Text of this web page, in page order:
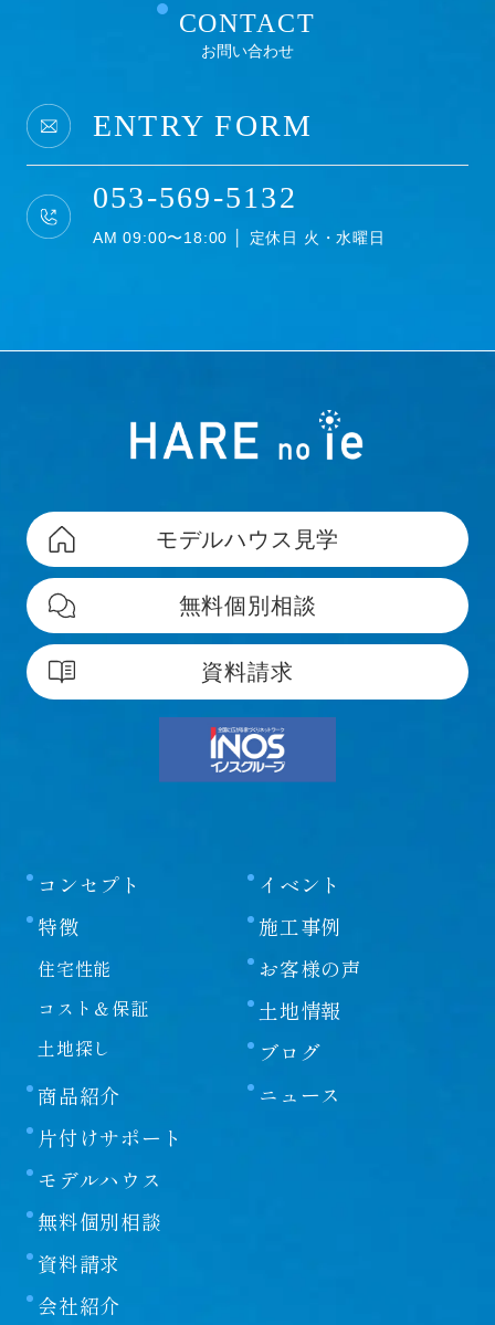
クッキー（Cookie）について
ため、ウェブサーバよりお客様のコンピュータにク
ッキー（cookie）と呼ばれる小規模のデータを送付
ラウザの設定でクッキーの受け取りを拒否すること
ができますが、それによりウェブサイトのご利用が
正常にできない場合がありますのでご注意下さい。
ページにアクセスして、Googleを含む第三者配信事
業者による Cookieの使用を無効にできます。
当社ホームページの内容、テキスト、画像等の無断
転載・無断使用を固く禁じます。
当社のホームページ上の文書（商品画像情報等含
む）に関する著作権は、特別の記載がない限り、す
べて当社ならびにサイト制作会社に帰属します。本
ホームページをご利用いただく際には、非営利目的
およびお客様内部の使用に限り、これらの文書を複
製することができます。
が必要です。営利目的による複製、あるいは翻訳、
せんので、ご注意ください。
免責事項
当社は、当社が運営/管理するウェブサイト（以下、
各条項に定める事項については、免責されるものと
します。
本サイトをご利用のお客様（以下、単に「お客様」
といいます）は、本免責事項の内容をご承諾頂いた
第一条
ますが、その内容について保証するものではありま
CONTACT
お問い合わせ
ENTRY FORM
053-569-5132
AM 09:00〜18:00 │ 定休日 火・水曜日
モデルハウス見学
無料個別相談
資料請求
コンセプト
特徴
住宅性能
コスト＆保証
土地探し
商品紹介
片付けサポート
イベント
施工事例
お客様の声
土地情報
ブログ
ニュース
モデルハウス
無料個別相談
資料請求
会社紹介